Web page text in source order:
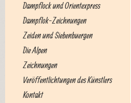
Dampflock und Orientexpress
Dampflok-Zeichnungen
Zeiden und Siebenbuergen
Die Alpen
Zeichnungen
Veröffentlichtungen des Künstlers
Kontakt